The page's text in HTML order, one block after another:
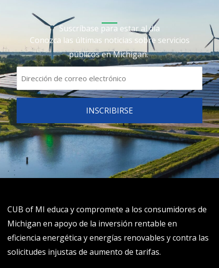
Suscríbase para estar al día
Conozca las últimas noticias sobre servicios
públicos en Michigan.
CUB of MI educa y compromete a los consumidores de
Michigan en apoyo de la inversión rentable en
eficiencia energética y energías renovables y contra las
solicitudes injustas de aumento de tarifas.